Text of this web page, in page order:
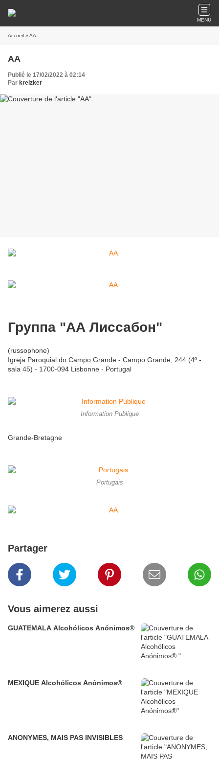
MENU
Accueil » AA
AA
Publié le 17/02/2022 à 02:14
Par kreizker
Группa "АА Лиссабон"
(russophone)
Igreja Paroquial do Campo Grande - Campo Grande, 244 (4º -
sala 45) - 1700-094 Lisbonne - Portugal
Information Publique
Grande-Bretagne
Portugais
Partager
Vous aimerez aussi
GUATEMALA Alcohólicos Anónimos®
MEXIQUE Alcohólicos Anónimos®
ANONYMES, MAIS PAS INVISIBLES